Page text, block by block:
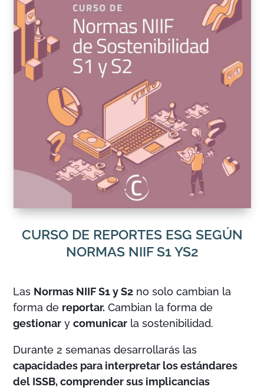
CURSO DE REPORTES ESG SEGÚN
NORMAS NIIF S1 YS2
Las Normas NIIF S1 y S2 no solo cambian la
forma de reportar. Cambian la forma de
gestionar ycomunicar la sostenibilidad.
Durante 2 semanas desarrollarás las
capacidades para interpretar los estándares
del ISSB, comprender sus implicancias